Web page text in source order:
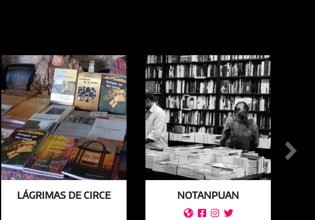
LÁGRIMAS DE CIRCE NOTANPUAN
   